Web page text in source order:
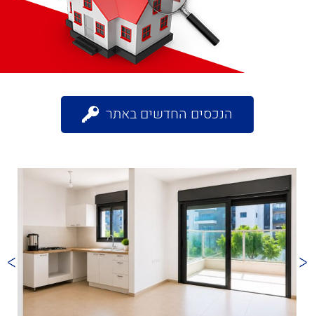
הנכסים החדשים באתר